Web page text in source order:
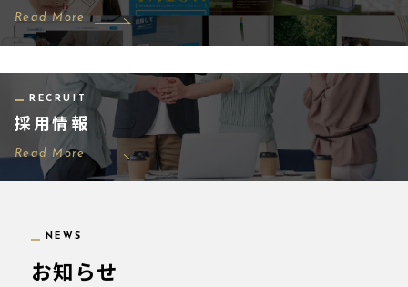
Read More
RECRUIT
採用情報
Read More
NEWS
お知らせ